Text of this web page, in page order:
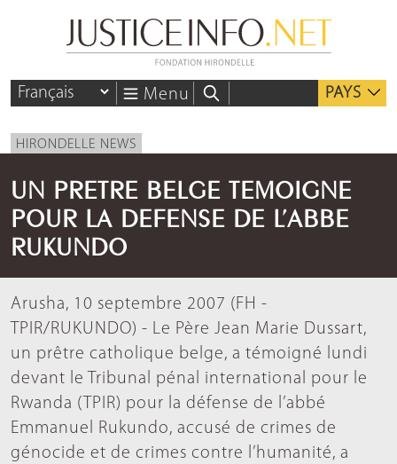
Menu PAYS
HIRONDELLE NEWS
UN PRETRE BELGE TEMOIGNE
POUR LA DEFENSE DE L’ABBE
RUKUNDO
Arusha, 10 septembre 2007 (FH -
TPIR/RUKUNDO) - Le Père Jean Marie Dussart,
un prêtre catholique belge, a témoigné lundi
devant le Tribunal pénal international pour le
Rwanda (TPIR) pour la défense de l’abbé
Emmanuel Rukundo, accusé de crimes de
génocide et de crimes contre l’humanité, a